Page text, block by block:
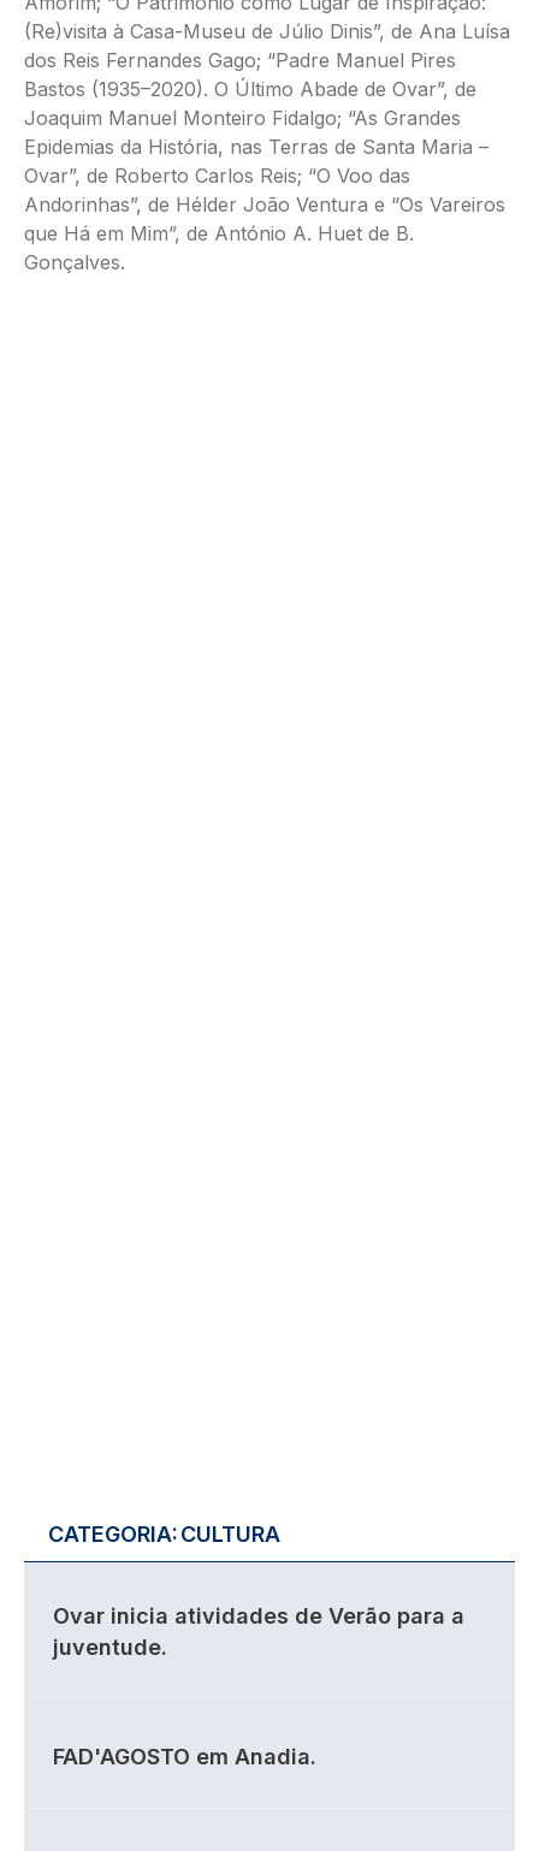
(Re)visita à Casa-Museu de Júlio Dinis”, de Ana Luísa
dos Reis Fernandes Gago; “Padre Manuel Pires
Bastos (1935–2020). O Último Abade de Ovar”, de
Joaquim Manuel Monteiro Fidalgo; “As Grandes
Epidemias da História, nas Terras de Santa Maria –
Ovar”, de Roberto Carlos Reis; “O Voo das
Andorinhas”, de Hélder João Ventura e “Os Vareiros
que Há em Mim”, de António A. Huet de B.
Gonçalves.
CATEGORIA:CULTURA
Ovar inicia atividades de Verão para a
juventude.
FAD'AGOSTO em Anadia.